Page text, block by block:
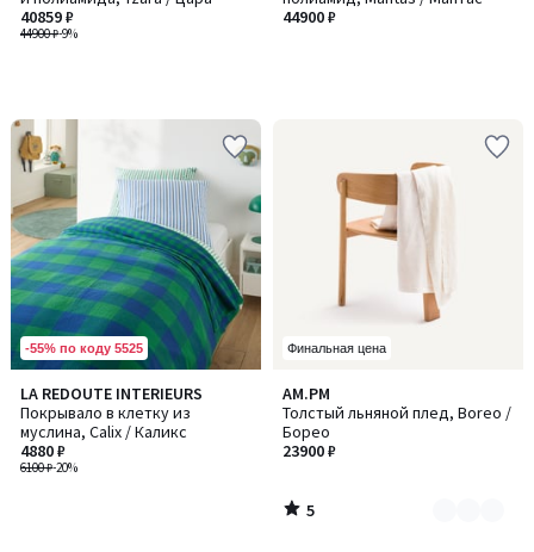
44900 ₽-9%
40859 ₽
44900 ₽
-55% по коду 5525
LA REDOUTE INTERIEURS
Покрывало в клетку из
муслина, Calix / Каликс
6100 ₽-20%
4880 ₽
Финальная цена
AM.PM
Толстый льняной плед, Boreo /
Борео
23900 ₽
5
/
5
Количество
цветов:
3
5
/